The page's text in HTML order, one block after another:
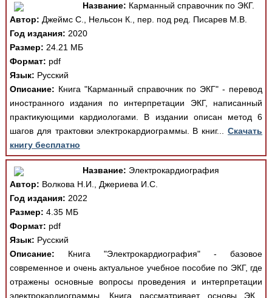
Название: Карманный справочник по ЭКГ.
Автор: Джеймс С., Нельсон К., пер. под ред. Писарев М.В.
Год издания: 2020
Размер: 24.21 МБ
Формат: pdf
Язык: Русский
Описание: Книга "Карманный справочник по ЭКГ" - перевод
иностранного издания по интерпретации ЭКГ, написанный
практикующими кардиологами. В издании описан метод 6
шагов для трактовки электрокардиограммы. В книг...Скачать
книгу бесплатно
Название: Электрокардиография
Автор: Волкова Н.И., Джериева И.С.
Год издания: 2022
Размер: 4.35 МБ
Формат: pdf
Язык: Русский
Описание: Книга "Электрокардиография" - базовое
современное и очень актуальное учебное пособие по ЭКГ, где
отражены основные вопросы проведения и интерпретации
электрокардиограммы. Книга рассматривает основы ЭК...